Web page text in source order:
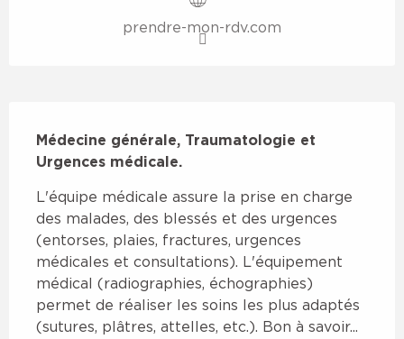
prendre-mon-rdv.com
Médecine générale, Traumatologie et
Urgences médicale.
L'équipe médicale assure la prise en charge
des malades, des blessés et des urgences
(entorses, plaies, fractures, urgences
médicales et consultations). L'équipement
médical (radiographies, échographies)
permet de réaliser les soins les plus adaptés
(sutures, plâtres, attelles, etc.). Bon à savoir...